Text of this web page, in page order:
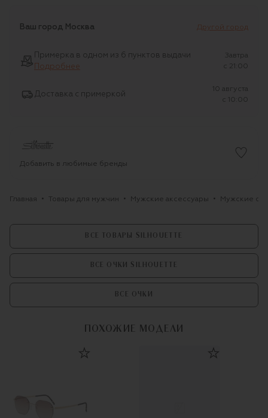
Ваш город Москва Другой город
Примерка в одном из 6 пунктов выдачи
Подробнее
Завтра
c 21:00
Доставка с примеркой
10 августа
c 10:00
Добавить в любимые бренды
Главная Товары для мужчин Мужские аксессуары Мужские
ВСЕ ТОВАРЫ SILHOUETTE
ВСЕ ОЧКИ SILHOUETTE
ВСЕ ОЧКИ
ПОХОЖИЕ МОДЕЛИ